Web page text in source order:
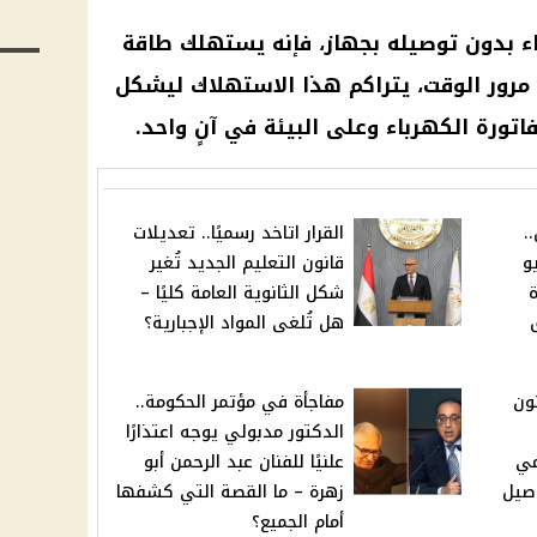
بدون توصيله بجهاز، فإنه يستهلك طاقة
الوقت، يتراكم هذا الاستهلاك ليشكل
فاتورة الكهرباء وعلى البيئة في آنٍ واحد.
القرار اتاخد رسميًا.. تعديلات
قانون التعليم الجديد تُغير
شكل الثانوية العامة كليًا –
هل تُلغى المواد الإجبارية؟
مفاجأة في مؤتمر الحكومة..
الدكتور مدبولي يوجه اعتذارًا
علنيًا للفنان عبد الرحمن أبو
زهرة – ما القصة التي كشفها
أمام الجميع؟